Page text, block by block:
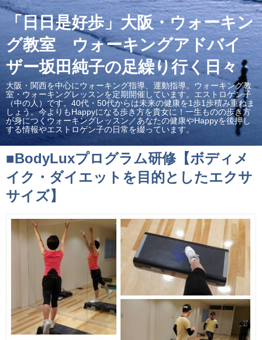
「日日是好歩」大阪・ウォーキン
グ教室 ウォーキングアドバイ
ザー坂田純子の足繰り行く日々
大阪・関西を中心にウォーキング指導、運動指導。ウォーキング教
室・ウォーキングレッスンを定期開催しています。エストロゲン子
（中の人）です。40代・50代からは未来の健康を1歩1歩積み重ねま
しょう。今よりもHappyになる歩き方を貴女に！一生ものの歩き方
が身につくウォーキングレッスン／あなたの健康やHappyを後押し
する情報やエストロゲン子の日常を綴っています。
■BodyLuxプログラム研修【ボディメ
イク・ダイエットを目的としたエクサ
サイズ】